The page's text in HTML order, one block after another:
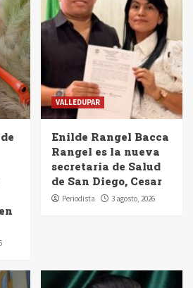
VALLEDUPAR
Enilde Rangel Bacca
Rangel es la nueva
secretaria de Salud
de San Diego, Cesar
Periodista 3 agosto, 2026